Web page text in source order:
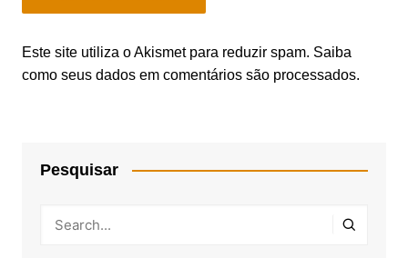
Este site utiliza o Akismet para reduzir spam. Saiba
como seus dados em comentários são processados.
Pesquisar